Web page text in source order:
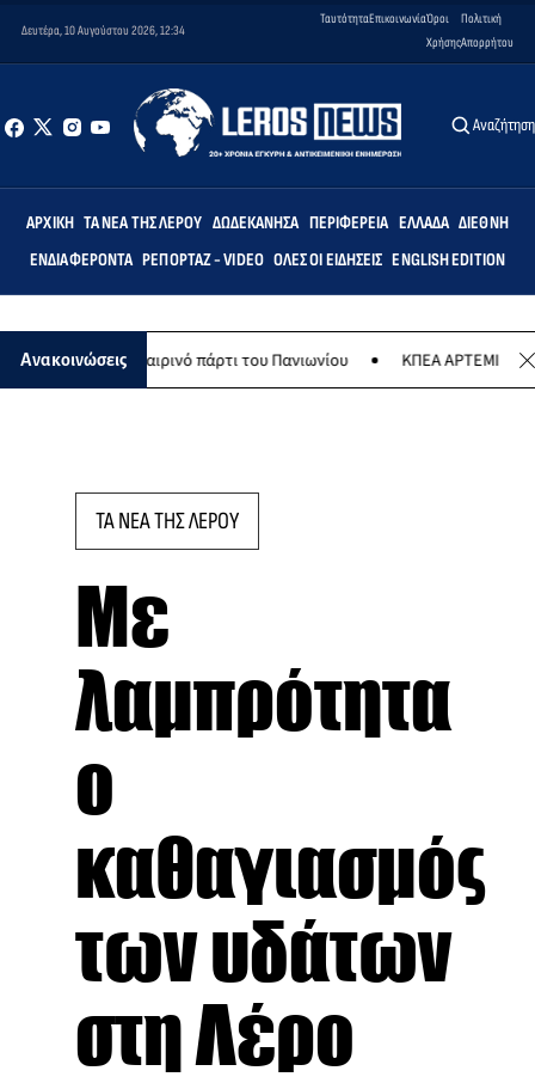
Δευτέρα, 10 Αυγούστου 2026, 12:34
ΤαυτότηταΕπικοινωνίαΌροι
Χρήσης
Πολιτική
Απορρήτου
Αναζήτηση
ΑΡΧΙΚΉ ΤΑ ΝΈΑ ΤΗΣ ΛΈΡΟΥ ΔΩΔΕΚΆΝΗΣΑ ΠΕΡΙΦΈΡΕΙΑ ΕΛΛΆΔΑ ΔΙΕΘΝΉ
ΕΝΔΙΑΦΈΡΟΝΤΑ ΡΕΠΟΡΤΆΖ - VIDEO ΌΛΕΣ ΟΙ ΕΙΔΉΣΕΙΣ ENGLISH EDITION
Ανακοινώσεις
καλοκαιρινό πάρτι του Πανιωνίου ΚΠΕΑ ΑΡΤΕΜΙΣ: Το
ΤΑ ΝΕΑ ΤΗΣ ΛΕΡΟΥ
Με
λαμπρότητα
ο
καθαγιασμός
των υδάτων
στη Λέρο